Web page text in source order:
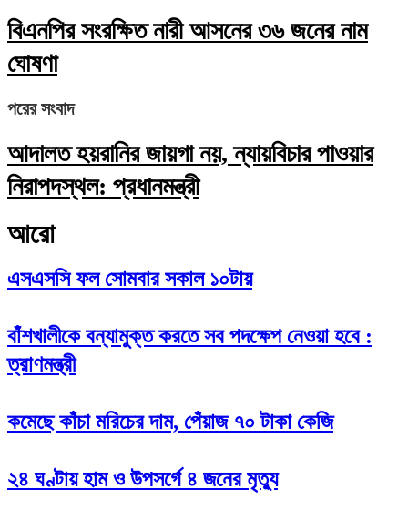
বিএনপির সংরক্ষিত নারী আসনের ৩৬ জনের নাম
ঘোষণা
পরের সংবাদ
আদালত হয়রানির জায়গা নয়, ন্যায়বিচার পাওয়ার
নিরাপদস্থল: প্রধানমন্ত্রী
আরো
এসএসসি ফল সোমবার সকাল ১০টায়
বাঁশখালীকে বন্যামুক্ত করতে সব পদক্ষেপ নেওয়া হবে :
ত্রাণমন্ত্রী
কমেছে কাঁচা মরিচের দাম, পেঁয়াজ ৭০ টাকা কেজি
২৪ ঘণ্টায় হাম ও উপসর্গে ৪ জনের মৃত্যু